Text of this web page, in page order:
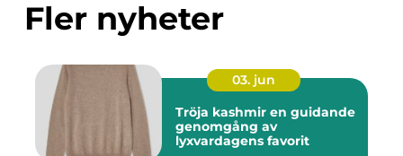
Fler nyheter
03. jun
Tröja kashmir en guidande
genomgång av
lyxvardagens favorit